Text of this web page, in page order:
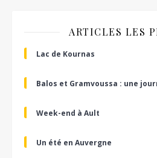
ARTICLES LES
Lac de Kournas
Balos et Gramvoussa : une
Week-end à Ault
Un été en Auvergne